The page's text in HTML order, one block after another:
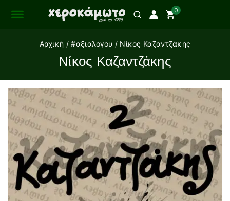
0
Αρχική / #αξιαλογου / Νίκος Καζαντζάκης
Νίκος Καζαντζάκης